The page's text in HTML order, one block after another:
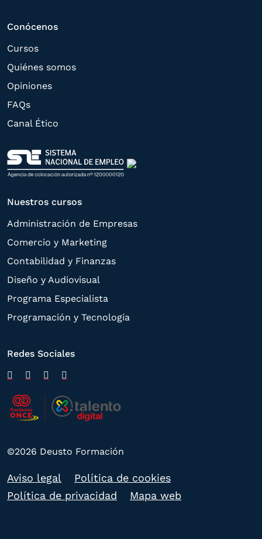
estas puedan hacerle llegar la mejor
oferta de productos y servicios de acuerdo
a su petición. Quedan reconocidos los
limitación, tal y como se explica en la
Política de Privacidad
Conócenos
Cursos
Quiénes somos
Opiniones
FAQs
Canal Ético
Nuestros cursos
Administración de Empresas
Comercio y Marketing
Contabilidad y Finanzas
Diseño y Audiovisual
Programa Especialista
Programación y Tecnología
Redes Sociales
©2026 Deusto Formación
Aviso legal
Política de cookies
Política de privacidad
Mapa web